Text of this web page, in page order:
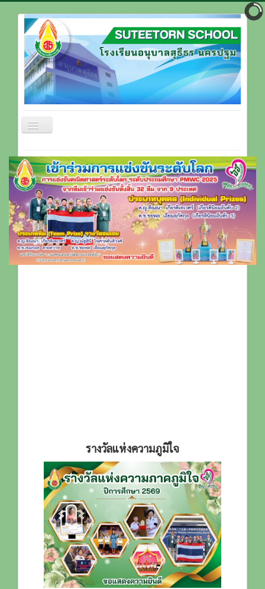
สลับ
เก
ชั่น
หน้าแรก
ข้อมูลโรงเรียน
บุคลากรโรงเรียน
ที่ตั้งโรงเรียน
ติดต่อโรงเรียน
รางวัลแห่งความภูมิใจ